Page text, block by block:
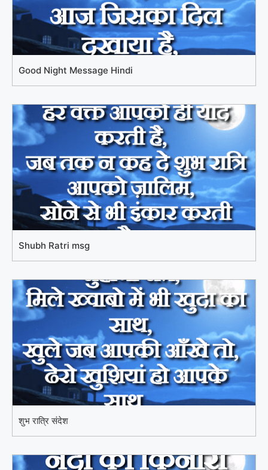
Good Night Message Hindi
Shubh Ratri msg
शुभ रात्रि संदेश